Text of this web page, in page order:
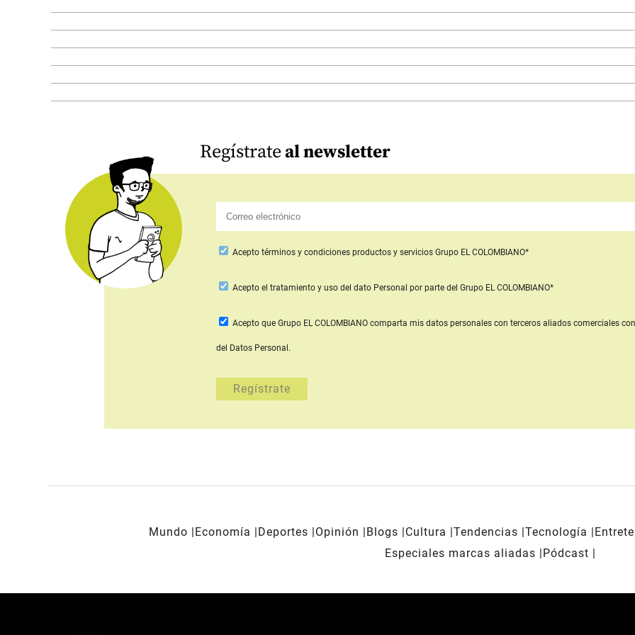
Regístrateal newsletter
Acepto términos y condiciones productos y servicios Grupo EL COLOMBIANO*
Aceptoel tratamiento y uso del dato Personal por parte del Grupo EL COLOMBIANO*
Acepto que Grupo EL COLOMBIANO comparta mis datos personales con terceros aliados comerciales
del Datos Personal.
Mundo Economía Deportes Opinión Blogs Cultura Tendencias Tecnología
Especiales marcas aliadas
Pódcast